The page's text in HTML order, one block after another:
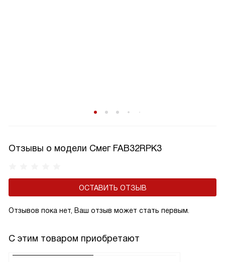
Отзывы о модели Смег FAB32RPK3
ОСТАВИТЬ ОТЗЫВ
Отзывов пока нет, Ваш отзыв может стать первым.
С этим товаром приобретают